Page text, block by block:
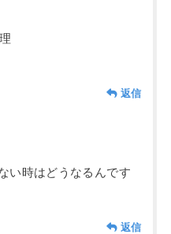
返信
い時はどうなるんです
返信